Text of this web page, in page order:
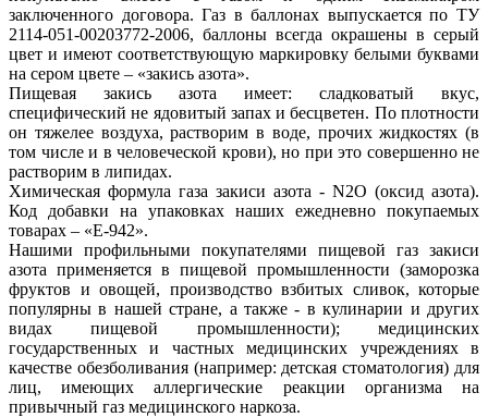
заключенного договора. Газ в баллонах выпускается по ТУ
2114-051-00203772-2006, баллоны всегда окрашены в серый
цвет и имеют соответствующую маркировку белыми буквами
на сером цвете – «закись азота».
Пищевая закись азота имеет: сладковатый вкус,
специфический не ядовитый запах и бесцветен. По плотности
он тяжелее воздуха, растворим в воде, прочих жидкостях (в
том числе и в человеческой крови), но при это совершенно не
растворим в липидах.
Химическая формула газа закиси азота - N2O (оксид азота).
Код добавки на упаковках наших ежедневно покупаемых
товарах – «Е-942».
Нашими профильными покупателями пищевой газ закиси
азота применяется в пищевой промышленности (заморозка
фруктов и овощей, производство взбитых сливок, которые
популярны в нашей стране, а также - в кулинарии и других
видах пищевой промышленности); медицинских
государственных и частных медицинских учреждениях в
качестве обезболивания (например: детская стоматология) для
лиц, имеющих аллергические реакции организма на
привычный газ медицинского наркоза.